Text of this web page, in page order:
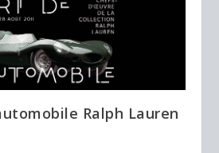
Ralph Lauren